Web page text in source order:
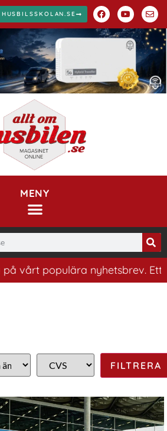
HUSBILSSKOLAN.SE
MENY
populära nyhetsbrev. Ett